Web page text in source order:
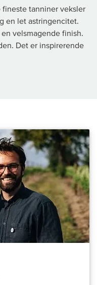
fineste tanniner veksler
en let astringencitet.
velsmagende finish.
Det er inspirerende